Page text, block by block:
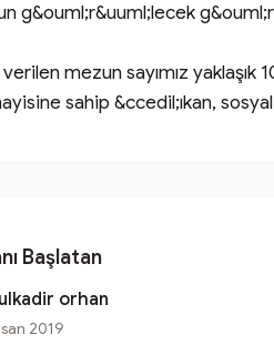
g&ouml;r&uuml;lecek
verilen mezun sayımız
sahip &ccedil;ıkan,
Başlatan
orhan
2019